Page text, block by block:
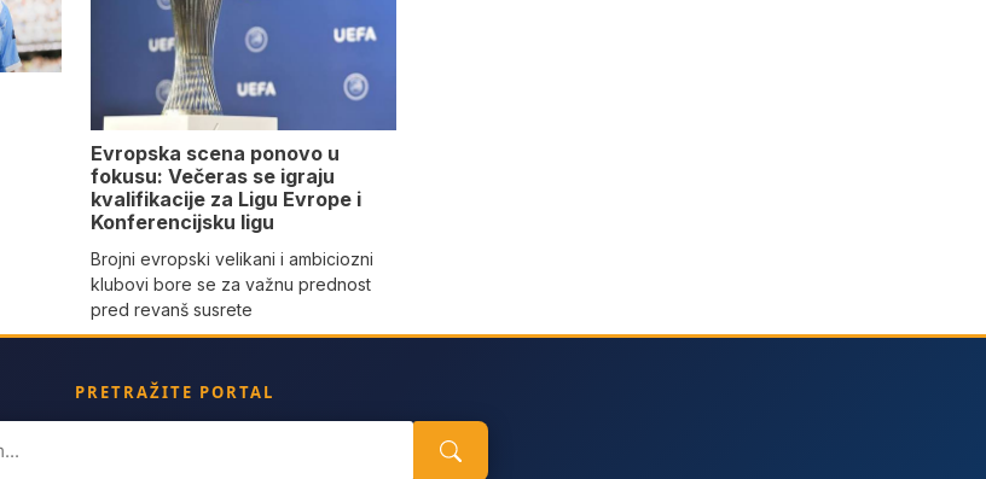
Evropska scena ponovo u
fokusu: Večeras se igraju
kvalifikacije za Ligu Evrope i
Konferencijsku ligu
Brojni evropski velikani i ambiciozni
klubovi bore se za važnu prednost
pred revanš susrete
PRETRAŽITE PORTAL